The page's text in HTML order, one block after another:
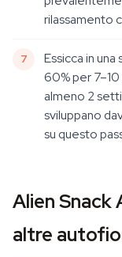
rilassamento
Essicca in
60% per
almeno 2
sviluppano
su questo
Alien
altre